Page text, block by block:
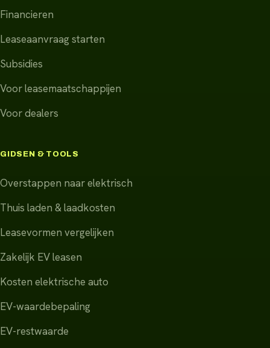
Financieren
Leaseaanvraag starten
Subsidies
Voor leasemaatschappijen
Voor dealers
GIDSEN & TOOLS
Overstappen naar elektrisch
Thuis laden & laadkosten
Leasevormen vergelijken
Zakelijk EV leasen
Kosten elektrische auto
EV-waardebepaling
EV-restwaarde